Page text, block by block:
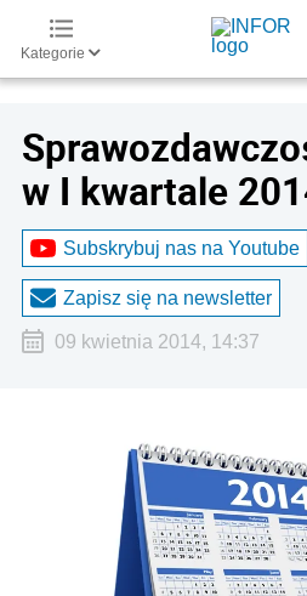
Kategorie
w I kwartale
Subskrybuj nas na Youtube
Zapisz się na newsletter
09 kwietnia 2014, 14:37